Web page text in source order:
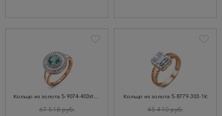
Кольцо из золота 5-9074-403И4-1КБ-СитПрб
67 518 руб.
Кольцо из золота 5-8779-303-1К
45 410 руб.